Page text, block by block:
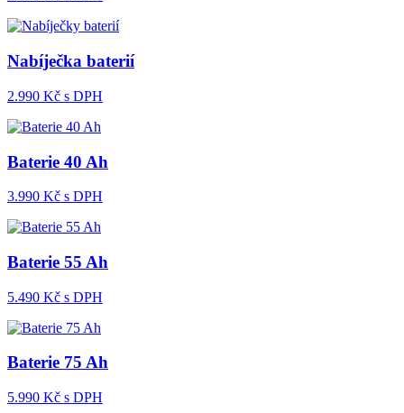
Nabíječka baterií
2.990 Kč s DPH
Baterie 40 Ah
3.990 Kč s DPH
Baterie 55 Ah
5.490 Kč s DPH
Baterie 75 Ah
5.990 Kč s DPH